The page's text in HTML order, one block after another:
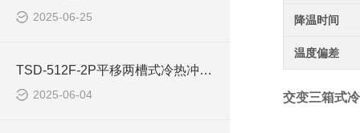
2025-06-25
TSD-512F-2P平移两槽式冷热冲击试验箱
2025-06-04
降温时间
温度偏差
交变三箱式